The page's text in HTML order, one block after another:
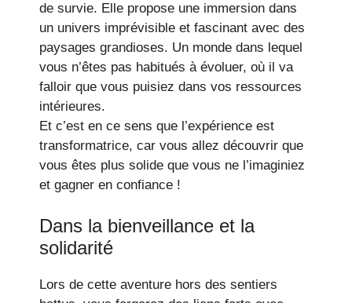
de survie. Elle propose une immersion dans
un univers imprévisible et fascinant avec des
paysages grandioses. Un monde dans lequel
vous n’êtes pas habitués à évoluer, où il va
falloir que vous puisiez dans vos ressources
intérieures.
Et c’est en ce sens que l’expérience est
transformatrice, car vous allez découvrir que
vous êtes plus solide que vous ne l’imaginiez
et gagner en confiance !
Dans la bienveillance et la
solidarité
Lors de cette aventure hors des sentiers